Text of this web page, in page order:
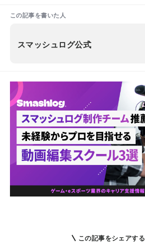
この記事を書いた人
スマッシュログ公式
この記事をシェアする